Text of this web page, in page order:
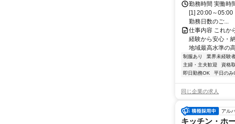
勤務時間 実働時
[1] 20:00～
勤務日数のご...
仕事内容 これか
経験から安心・
地域最高水準の
制服あり 業界未経験
主婦・主夫歓迎
資格
即日勤務OK
平日のみ
同じ企業の求人
アル
キッチン・ホ